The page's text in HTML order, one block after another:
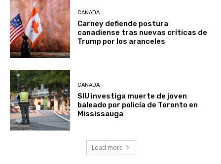
CANADA
Carney defiende postura
canadiense tras nuevas críticas de
Trump por los aranceles
CANADA
SIU investiga muerte de joven
baleado por policía de Toronto en
Mississauga
Load more